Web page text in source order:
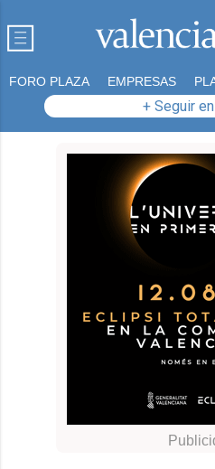
FORO PLAZA EMPRESAS
+ Seguir